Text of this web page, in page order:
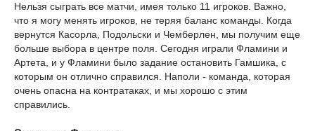
Нельзя сыграть все матчи, имея только 11 игроков. Важно,
что я могу менять игроков, не теряя баланс команды. Когда
вернутся Касорла, Подольски и Чемберлен, мы получим еще
больше выбора в центре поля. Сегодня играли Фламини и
Артета, и у Фламини было задание остановить Гамшика, с
которым он отлично справился. Наполи - команда, которая
очень опасна на контратаках, и мы хорошо с этим
справились.